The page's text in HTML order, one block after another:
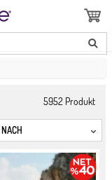
5952 Produkt